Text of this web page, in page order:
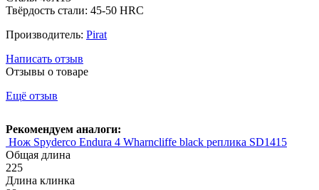
Твёрдость стали: 45-50 HRC
Производитель: Pirat
Написать отзыв
Отзывы о товаре
Ещё отзыв
Рекомендуем аналоги:
Нож Spyderco Endura 4 Wharncliffe black реплика SD1415
Общая длина
225
Длина клинка